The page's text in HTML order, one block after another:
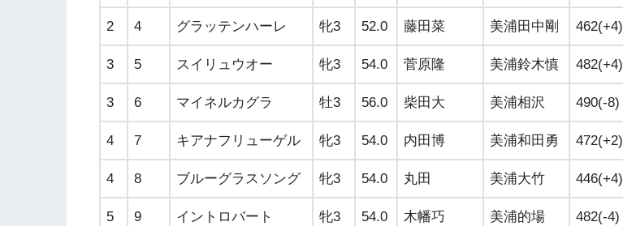
2 4 グラッテンハーレ 牝3 52.0 藤田菜 美浦田中剛 462(+4)
3 5 スイリュウオー 牝3 54.0 菅原隆 美浦鈴木慎 482(+4)
3 6 マイネルカグラ 牡3 56.0 柴田大 美浦相沢 490(-8)
4 7 キアナフリューゲル 牝3 54.0 内田博 美浦和田勇 472(+2)
4 8 ブルーグラスソング 牝3 54.0 丸田 美浦大竹 446(+4)
5 9 イントロバート 牝3 54.0 木幡巧 美浦的場 482(-4)